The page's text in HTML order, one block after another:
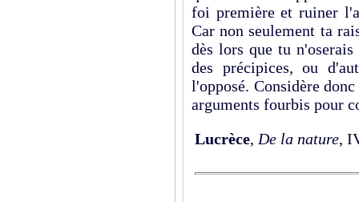
foi première et ruiner
Car non seulement ta
dès lors que tu
des précipices, ou
l'opposé. Considère
arguments fourbis pour
Lucrèce, De la nature,